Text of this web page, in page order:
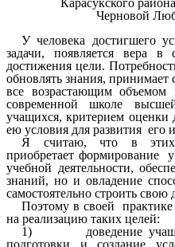
Карасукского
Черновой
У человека достигшего
задачи, появляется вера
достижения цели.
обновлять знания, принимает
все возрастающим
современной школе
учащихся, критерием оценки
ею условия для развития его
Я считаю, что в этих
приобретает формирование
учебной деятельности,
знаний, но и овладение
самостоятельно строить свою
Поэтому в своей
на реализацию таких целей:
1) доведение
подготовки и создание